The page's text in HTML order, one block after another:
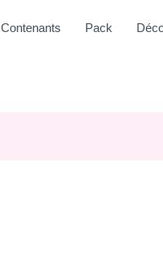
Contenants Pack